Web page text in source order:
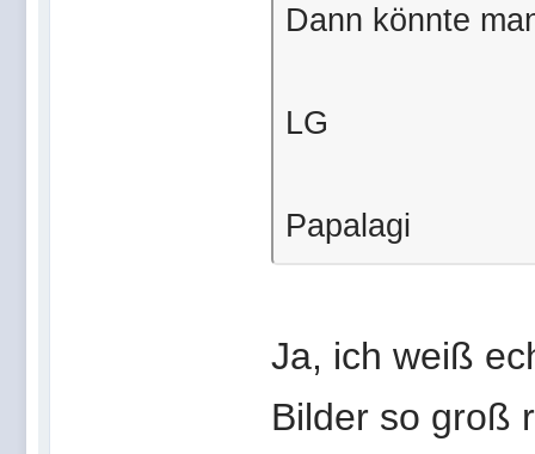
Dann könnte
LG
Papalagi
Ja, ich weiß
Bilder so groß